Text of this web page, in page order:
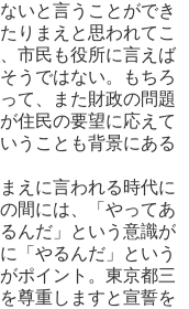
いと言うことができ
りまえと思われてこ
市民も役所に言えば
うではない。もちろ
て、また財政の問題
住民の要望に応えて
うことも背景にある
えに言われる時代に
間には、「やってあ
んだ」という意識が
「やるんだ」という
ポイント。東京都三
尊重しますと宣誓を